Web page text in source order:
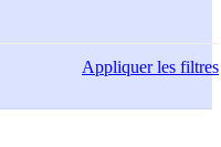
Appliquerles filtres